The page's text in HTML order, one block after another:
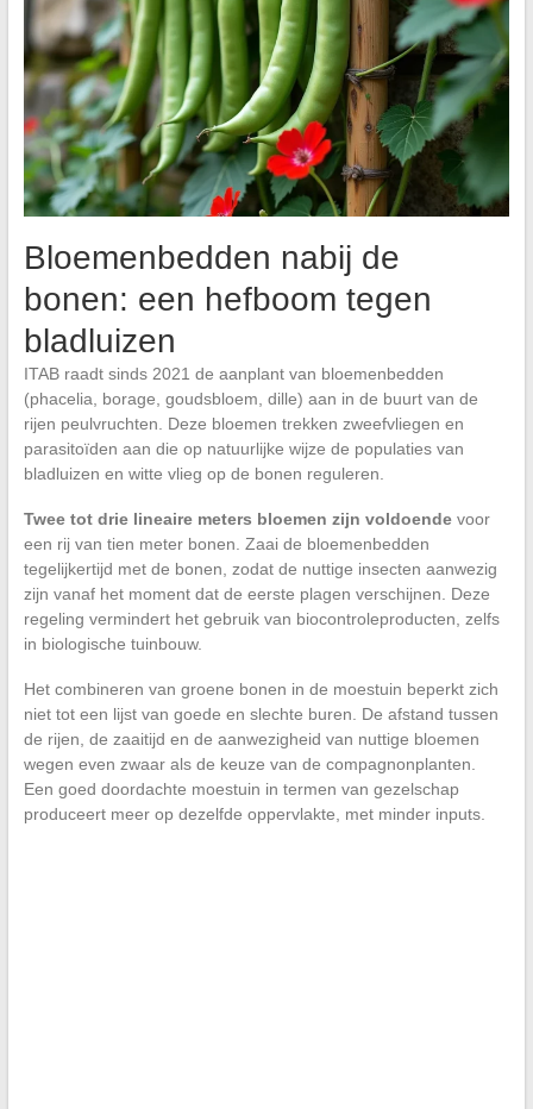
Bloemenbedden nabij de
bonen: een hefboom tegen
bladluizen
ITAB raadt sinds 2021 de aanplant van bloemenbedden
(phacelia, borage, goudsbloem, dille) aan in de buurt van de
rijen peulvruchten. Deze bloemen trekken zweefvliegen en
parasitoïden aan die op natuurlijke wijze de populaties van
bladluizen en witte vlieg op de bonen reguleren.
Twee tot drie lineaire meters bloemen zijn voldoendevoor
een rij van tien meter bonen. Zaai de bloemenbedden
tegelijkertijd met de bonen, zodat de nuttige insecten aanwezig
zijn vanaf het moment dat de eerste plagen verschijnen. Deze
regeling vermindert het gebruik van biocontroleproducten, zelfs
in biologische tuinbouw.
Het combineren van groene bonen in de moestuin beperkt zich
niet tot een lijst van goede en slechte buren. De afstand tussen
de rijen, de zaaitijd en de aanwezigheid van nuttige bloemen
wegen even zwaar als de keuze van de compagnonplanten.
Een goed doordachte moestuin in termen van gezelschap
produceert meer op dezelfde oppervlakte, met minder inputs.